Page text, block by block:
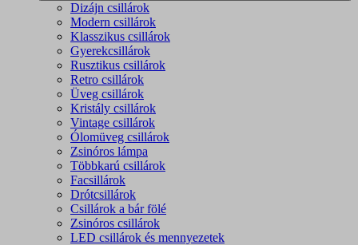
Dizájn csillárok
Modern csillárok
Klasszikus csillárok
Gyerekcsillárok
Rusztikus csillárok
Retro csillárok
Üveg csillárok
Kristály csillárok
Vintage csillárok
Ólomüveg csillárok
Zsinóros lámpa
Többkarú csillárok
Facsillárok
Drótcsillárok
Csillárok a bár fölé
Zsinóros csillárok
LED csillárok és mennyezetek